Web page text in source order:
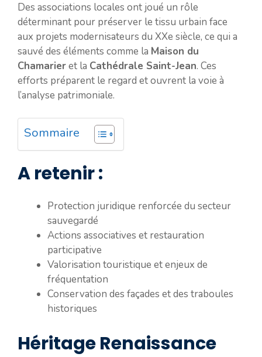
Des associations locales ont joué un rôle
déterminant pour préserver le tissu urbain face
aux projets modernisateurs du XXe siècle, ce qui a
sauvé des éléments comme la Maison du
Chamarieret la Cathédrale Saint-Jean. Ces
efforts préparent le regard et ouvrent la voie à
l’analyse patrimoniale.
Sommaire
A retenir :
Protection juridique renforcée du secteur
sauvegardé
Actions associatives et restauration
participative
Valorisation touristique et enjeux de
fréquentation
Conservation des façades et des traboules
historiques
Héritage Renaissance